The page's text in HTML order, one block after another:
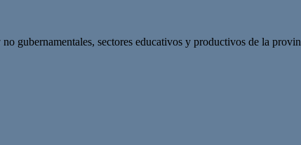
gubernamentales, sectores educativos y productivos de la